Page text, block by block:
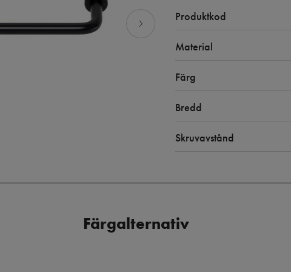
Produktkod
Material
Färg
Bredd
Skruvavstånd
Färgalternativ